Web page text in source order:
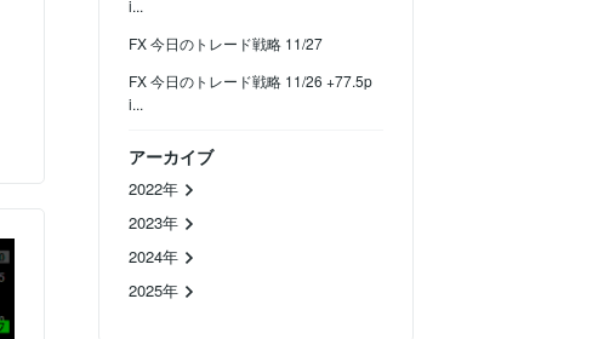
i...
FX 今日のトレード戦略 11/27
FX 今日のトレード戦略 11/26 +77.5p
i...
アーカイブ
2022年
2023年
2024年
2025年